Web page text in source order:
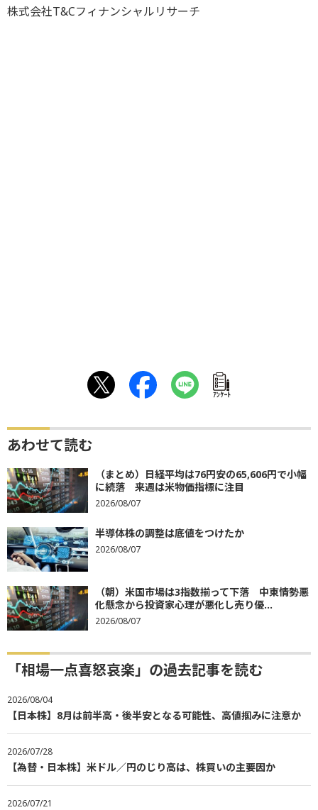
株式会社T&Cフィナンシャルリサーチ
ｱﾝｹｰﾄ
あわせて読む
（まとめ）日経平均は76円安の65,606円で小幅
に続落 来週は米物価指標に注目
2026/08/07
半導体株の調整は底値をつけたか
2026/08/07
（朝）米国市場は3指数揃って下落 中東情勢悪
化懸念から投資家心理が悪化し売り優...
2026/08/07
「相場一点喜怒哀楽」の過去記事を読む
2026/08/04
【日本株】8月は前半高・後半安となる可能性、高値掴みに注意か
2026/07/28
【為替・日本株】米ドル／円のじり高は、株買いの主要因か
2026/07/21